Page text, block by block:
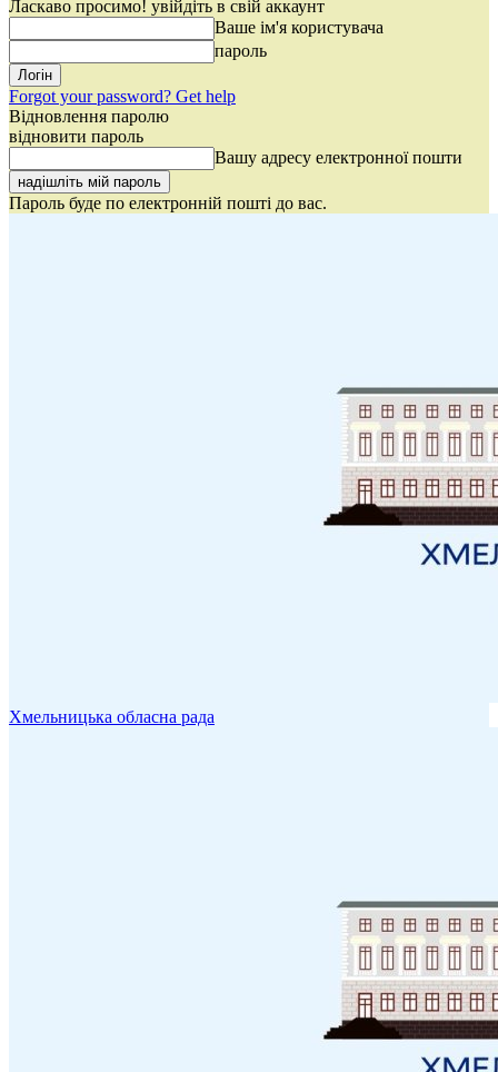
Ласкаво просимо! увійдіть в свій аккаунт
Ваше ім'я користувача
пароль
Forgot your password? Get help
Відновлення паролю
відновити пароль
Вашу адресу електронної пошти
Пароль буде по електронній пошті до вас.
Хмельницька обласна рада